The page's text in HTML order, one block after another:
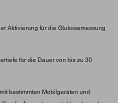
Aktivierung für die Glukosemessung
für die Dauer von bis zu 30
bestimmten Mobilgeräten und